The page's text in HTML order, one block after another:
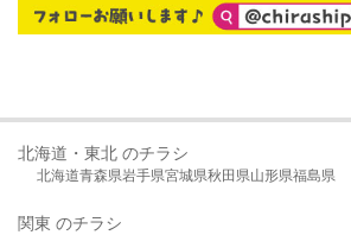
北海道・東北 のチラシ
北海道青森県岩手県宮城県秋田県山形県福島県
関東 のチラシ